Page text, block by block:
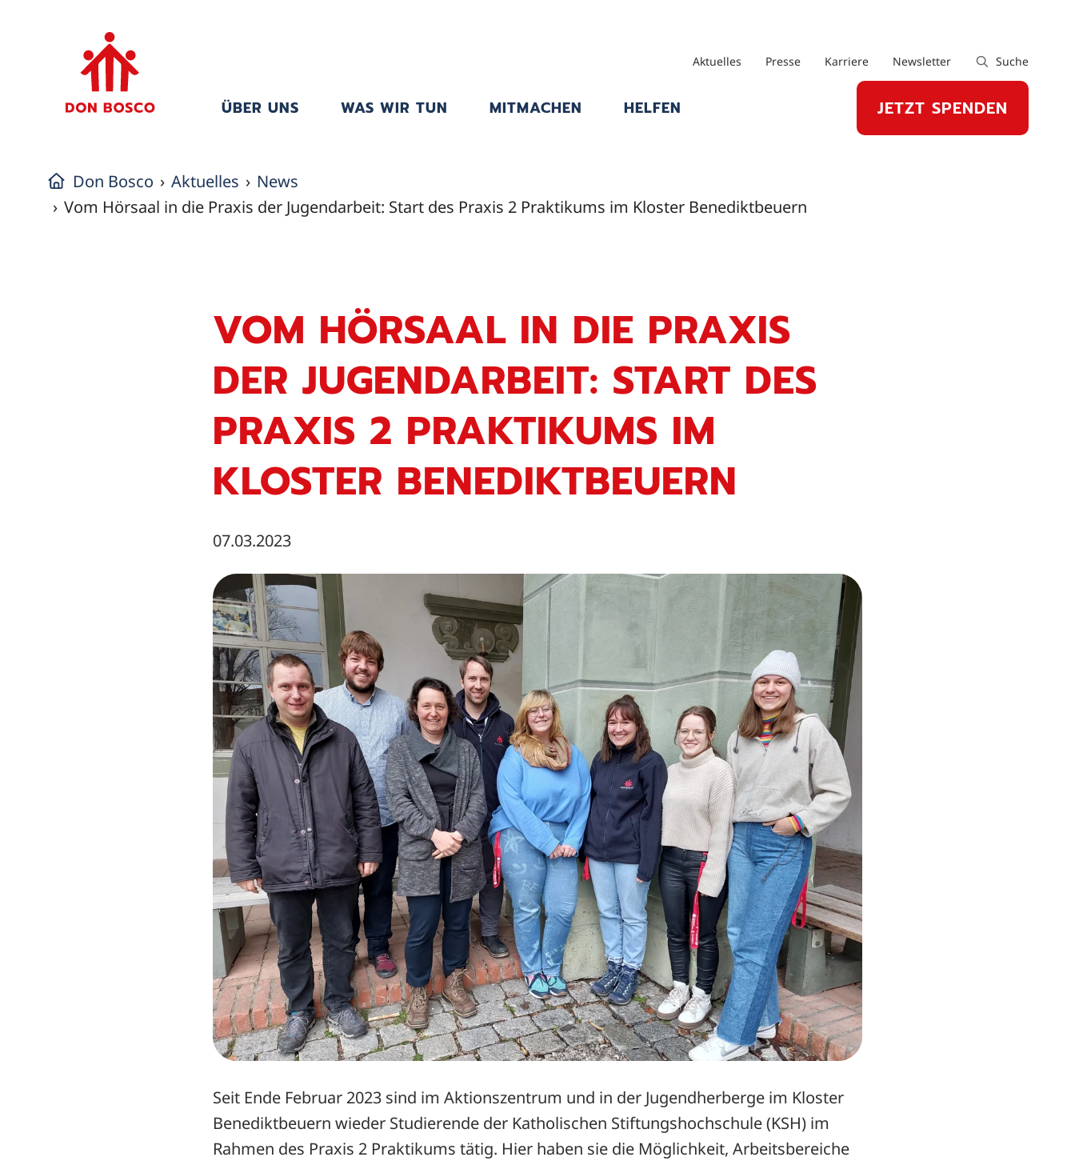
ÜBER UNS WAS WIR TUN MITMACHEN HELFEN JETZT SPENDEN
Aktuelles Presse Karriere Newsletter Suche
Don Bosco Aktuelles
News
Vom Hörsaal in die Praxis der Jugendarbeit: Start des Praxis 2 Praktikums im Kloster Benediktbeuern
VOM HÖRSAAL IN DIE PRAXIS
DER JUGENDARBEIT: START DES
PRAXIS 2 PRAKTIKUMS IM
KLOSTER BENEDIKTBEUERN
07.03.2023
Seit Ende Februar 2023 sind im Aktionszentrum und in der Jugendherberge im Kloster
Benediktbeuern wieder Studierende der Katholischen Stiftungshochschule (KSH) im
Rahmen des Praxis 2 Praktikums tätig. Hier haben sie die Möglichkeit, Arbeitsbereiche